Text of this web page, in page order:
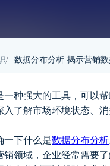
/ 数据分布分析 揭示营销
一种强大的工具，可以
了解市场环境状态、
一下什么是数据分布分析
领域，企业经常需要了